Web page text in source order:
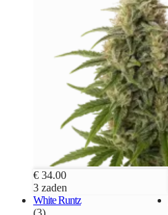
€ 34.00
3 zaden
White Runtz
(3)